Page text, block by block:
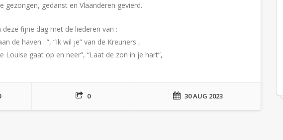
gezongen, gedanst en Vlaanderen gevierd.
fijne dag met de liederen van :
de haven…”, “Ik wil je” van de Kreuners ,
Louise gaat op en neer”, “Laat de zon in je hart”,
0 30 AUG 2023